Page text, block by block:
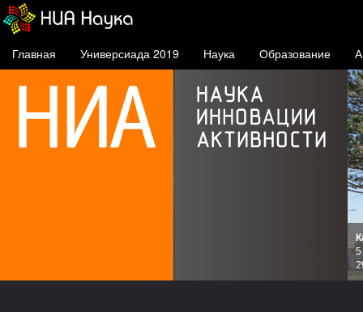
Главная Универсиада 2019 Наука Образование
5